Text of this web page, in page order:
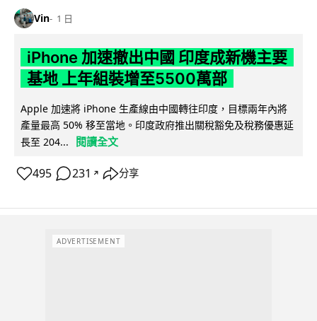
Vin 1 日
iPhone 加速撤出中國 印度成新機主要
基地 上年組裝增至5500萬部
Apple 加速將 iPhone 生產線由中國轉往印度，目標兩年內將
產量最高 50% 移至當地。印度政府推出關稅豁免及稅務優惠延
長至 204...
閱讀全文
495 231 ↗ 分享
ADVERTISEMENT